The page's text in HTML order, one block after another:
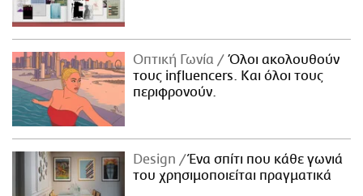
Οπτική Γωνία
Όλοι ακολουθούν
τους influencers. Και όλοι τους
περιφρονούν.
Design
Ένα σπίτι που κάθε γωνιά
του χρησιμοποιείται πραγματικά